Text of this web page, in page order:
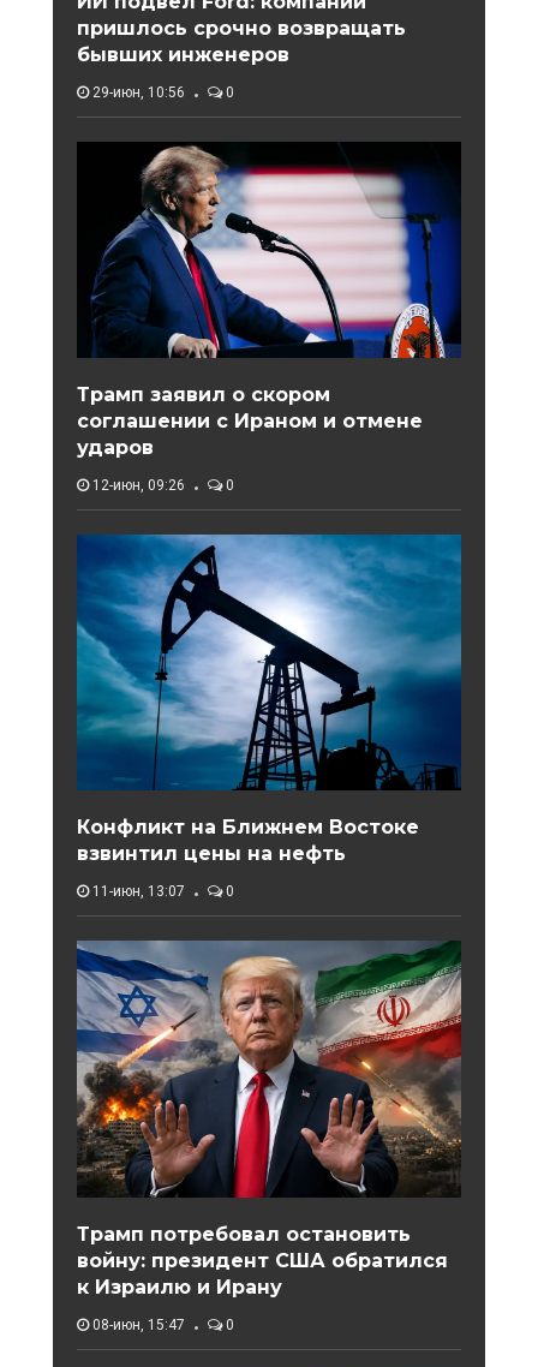
пришлось срочно возвращать
бывших инженеров
29-июн, 10:56 0
Трамп заявил о скором
соглашении с Ираном и отмене
ударов
12-июн, 09:26 0
Конфликт на Ближнем Востоке
взвинтил цены на нефть
11-июн, 13:07 0
Трамп потребовал остановить
войну: президент США обратился
к Израилю и Ирану
08-июн, 15:47 0